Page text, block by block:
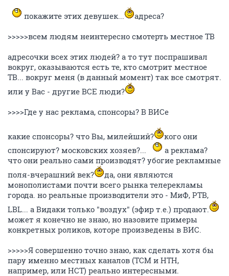
покажите этих девушек...
адреса?
>>>>>всем людям неинтересно смотерть местное ТВ
адресочки всех этих людей? а то тут поспрашивал
вокруг, оказываются есть те, кто смотрит местное
ТВ... вокруг меня (в данный момент) так все смотрят.
или у Вас - другие ВСЕ люди?
>>>>Где у нас реклама, спонсоры? В ВИСе
какие спонсоры? что Вы, милейший?
кого они
спонсируют? московских хозяев?...
а реклама?
что они реально сами производят? убогие рекламные
поля-вчерашний век?
да, они являются
монополистами почти всего рынка телерекламы
города. но реальные производители это - МиФ, РТВ,
LBL... а Видаки только "воздух" (эфир т.е.) продают.
может я конечно не знаю, но назовите примеры
конкретных роликов, которе произведены в ВИС.
>>>>>Я совершенно точно знаю, как сделать хотя бы
пару именно местных каналов (ТСМ и НТН,
например, или НСТ) реально интересными.